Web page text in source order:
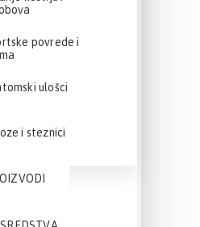
povrede i
ulošci
i steznici